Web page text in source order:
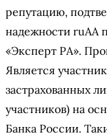
репутацию,
надежности ruAА
«Эксперт РА».
Является
застрахованных
участников) на
Банка России.